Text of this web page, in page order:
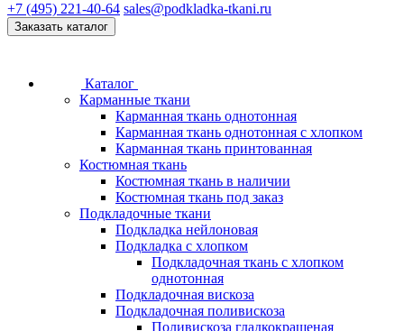
+7 (495) 221-40-64 sales@podkladka-tkani.ru
Заказать каталог
Каталог
Карманные ткани
Карманная ткань однотонная
Карманная ткань однотонная с хлопком
Карманная ткань принтованная
Костюмная ткань
Костюмная ткань в наличии
Костюмная ткань под заказ
Подкладочные ткани
Подкладка нейлоновая
Подкладка с хлопком
Подкладочная ткань с хлопком
однотонная
Подкладочная вискоза
Подкладочная поливискоза
Поливискоза гладкокрашеная